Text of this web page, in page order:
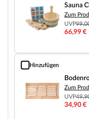
Sauna
Zum
UVP
66,99 €
Hinzufügen
Bodenrost (Fichte)
Zum
UVP
34,90 €